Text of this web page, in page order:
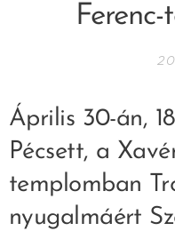
Április 30-án,
Pécsett, a
templomban
nyugalmáért